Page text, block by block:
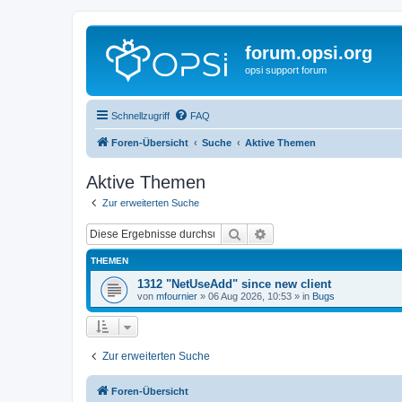
forum.opsi.org
opsi support forum
Schnellzugriff FAQ
Foren-Übersicht Suche Aktive Themen
Aktive Themen
Zur erweiterten Suche
Suche
THEMEN
1312 "NetUseAdd" since new client
von mfournier » 06 Aug 2026, 10:53 » in Bugs
Zur erweiterten Suche
Foren-Übersicht